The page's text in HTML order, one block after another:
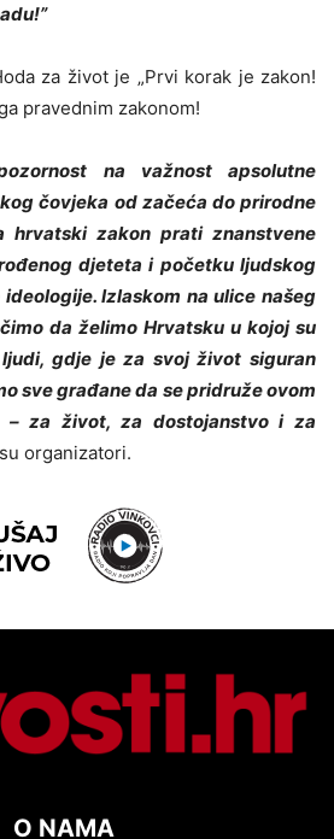
za život je „Prvi korak je zakon!
pravednim zakonom!
na važnost apsolutne
čovjeka od začeća do prirodne
hrvatski zakon prati znanstvene
djeteta i početku ljudskog
Izlaskom na ulice našeg
da želimo Hrvatsku u kojoj su
gdje je za svoj život siguran
sve građane da se pridruže ovom
– za život, za dostojanstvo i za
organizatori.
O NAMA